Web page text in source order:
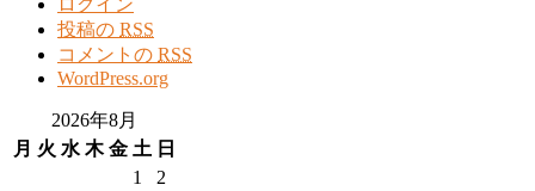
ログイン
投稿の RSS
コメントの RSS
WordPress.org
2026年8月
月 火 水 木 金 土 日
1
2